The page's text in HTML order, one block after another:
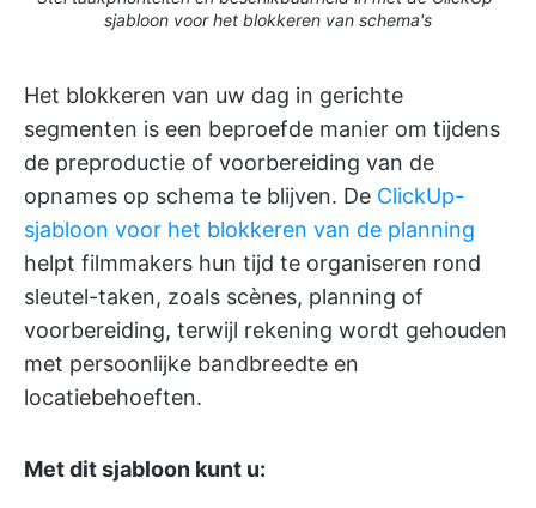
sjabloon voor het blokkeren van schema's
Het blokkeren van uw dag in gerichte
segmenten is een beproefde manier om tijdens
de preproductie of voorbereiding van de
opnames op schema te blijven. De ClickUp-
sjabloon voor het blokkeren van de planning
helpt filmmakers hun tijd te organiseren rond
sleutel-taken, zoals scènes, planning of
voorbereiding, terwijl rekening wordt gehouden
met persoonlijke bandbreedte en
locatiebehoeften.
Met dit sjabloon kunt u: